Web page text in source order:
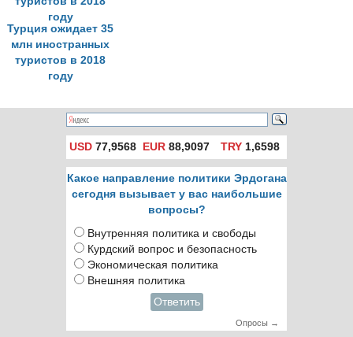
Турция ожидает 35
млн иностранных
туристов в 2018
году
USD 77,9568 EUR 88,9097 TRY1,6598
Какое направление политики Эрдогана
сегодня вызывает у вас наибольшие
вопросы?
Внутренняя политика и свободы
Курдский вопрос и безопасность
Экономическая политика
Внешняя политика
Ответить
Опросы →